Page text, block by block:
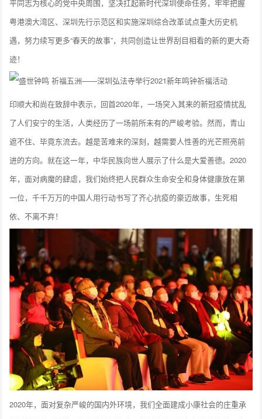
平同志为核心的党中央周围，坚决扛起新时代深圳使命任务，牢牢把握
粤港澳大湾区、深圳先行示范区和实施深圳综合改革试点重大历史机
遇，努力续写更多“春天的故事”，共同创造让世界刮目相看的新的更大奇
迹！
印顺大和尚在致辞中表示，回首2020年，一场突入其来的新冠疫情扰乱
了人们安宁的生活，人类经历了一场前所未有的严峻考验。然而，青山
遮不住、毕竟东流去。越是苦难来的深刻，越需要人性善的光芒照亮前
进的方向。就在这一年，中华民族向世人展示了什么是大爱善德。2020
年，面对病魔的肆虐，我们始终把人民群众生命安全和身体健康放在第
一位，千千万万的中国人用行动书写了齐心抗疫的豪迈故事，生死相
依、不离不弃！
2020年，面对复杂严峻的国内外环境，我们全面建成小康社会的庄重承